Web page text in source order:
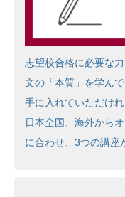
志望校合格に必要な
文の「本質」を学ん
手に入れていただけれ
日本全国、海外から
に合わせ、3つの講座